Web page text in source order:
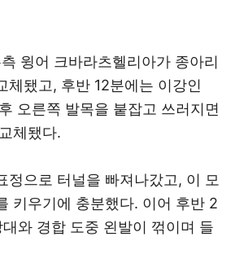
윙어 크바라츠헬리아가 종아리
체됐고, 후반 12분에는 이강인
오른쪽 발목을 붙잡고 쓰러지면
체됐다.
정으로 터널을 빠져나갔고, 이 모
키우기에 충분했다. 이어 후반 2
와 경합 도중 왼발이 꺾이며 들